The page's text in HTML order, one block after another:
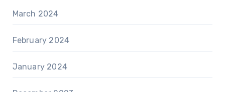
March 2024
February 2024
January 2024